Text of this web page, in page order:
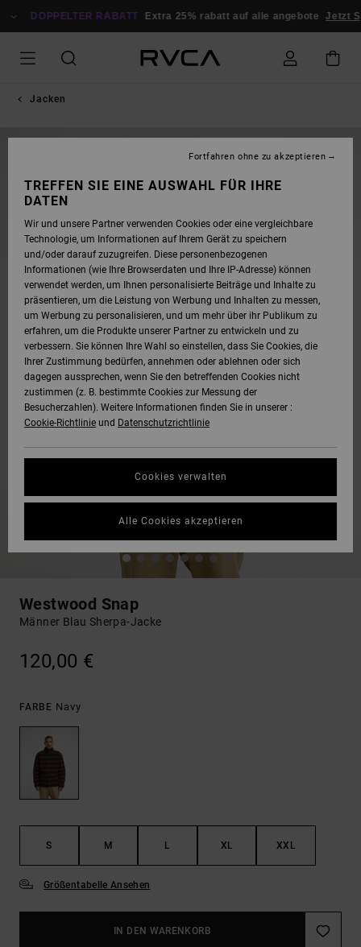
ZUR
DOPPELTER RABATT Extra 25% rabatt auf alle angebote Jetzt
Jacken
Westwood Snap
Männer Blau Sherpa-Jacke
120,00 €
FARBE Navy
S M L XL XXL
Größentabelle Ansehen
IN DEN WARENKORB
TREFFEN SIE EINE AUSWAHL FÜR IHRE
DATEN
Wir und unsere Partner verwenden Cookies oder eine vergleichbare
Technologie, um Informationen auf Ihrem Gerät zu speichern
und/oder darauf zuzugreifen. Diese personenbezogenen
Informationen (wie Ihre Browserdaten und Ihre IP-Adresse) können
verwendet werden, um Ihnen personalisierte Beiträge und Inhalte zu
präsentieren, um die Leistung von Werbung und Inhalten zu messen,
um Werbung zu personalisieren, und um mehr über ihr Publikum zu
erfahren, um die Produkte unserer Partner zu entwickeln und zu
verbessern. Sie können Ihre Wahl so einstellen, dass Sie Cookies, die
Ihrer Zustimmung bedürfen, annehmen oder ablehnen oder sich
dagegen aussprechen, wenn Sie den betreffenden Cookies nicht
zustimmen (z. B. bestimmte Cookies zur Messung der
Besucherzahlen). Weitere Informationen finden Sie in unserer :
Cookie-Richtlinie und Datenschutzrichtlinie
Cookies verwalten
Fortfahren ohne zu akzeptieren
Alle Cookies akzeptieren